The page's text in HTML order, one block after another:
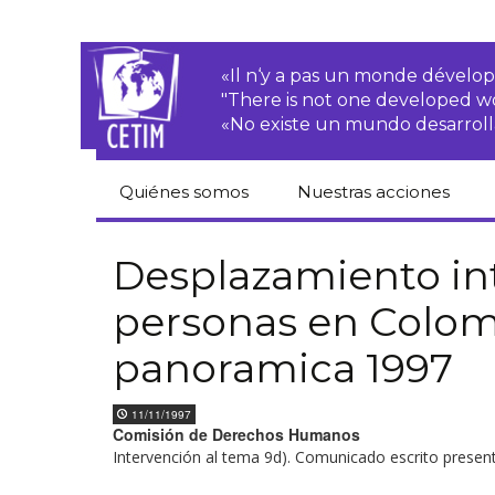
«Il n‘y a pas un monde
"There is not one developed
«No existe un mundo
Quiénes somos
Equipo
Newsletters
Informes de
actividades
Estatutos
Nuestras acciones
campesinas·os
Empresas
transnacionales
Justicia
Derechos
económicos, sociales
Desplazamiento
personas en
panoramica 1997
11/11/1997
Comisión de Derechos Humanos
Intervención al tema 9d). Comunicado escrito